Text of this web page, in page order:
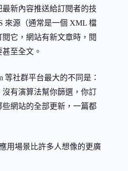
新內容推送給訂閱者的技
來源（通常是一個 XML 檔
它，網站有新文章時，閱
至全文。
等社群平台最大的不同是：
沒有演算法幫你篩選，你訂
網站的全部更新，一篇都
用場景比許多人想像的更廣